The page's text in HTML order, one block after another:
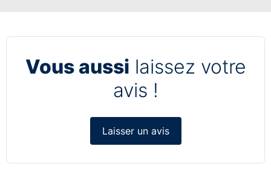
Vous aussi laissez votre
avis !
Laisser un avis